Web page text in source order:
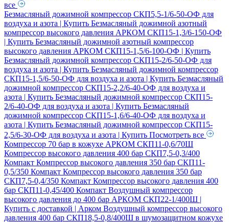
все
Безмасляный дожимной компрессор СКП5,5-1/6-50-ОФ для
воздуха и азота | Купить Безмасляный дожимной азотный
компрессор высокого давления АРКОМ СКП15-1,3/6-150-ОФ
| Купить Безмасляный дожимной азотный компрессор
высокого давления АРКОМ СКП15-1,5/6-100-ОФ | Купить
Безмасляный дожимной компрессор СКП15-2/6-50-ОФ для
воздуха и азота | Купить Безмасляный дожимной компрессор
СКП15-1,5/6-50-ОФ для воздуха и азота | Купить Безмасляный
дожимной компрессор СКП15-2,2/6-40-ОФ для воздуха и
азота | Купить Безмасляный дожимной компрессор СКП15-
2/6-40-ОФ для воздуха и азота | Купить Безмасляный
дожимной компрессор СКП15-1,6/6-40-ОФ для воздуха и
азота | Купить Безмасляный дожимной компрессор СКП15-
2,5/6-30-ОФ для воздуха и азота | Купить Посмотреть все
Компрессор 70 бар в кожухе АРКОМ СКП11-0,6/70Ш
Компрессор высокого давления 400 бар СКП7,5-0,3/400
Компакт Компрессор высокого давления 350 бар СКП11-
0,5/350 Компакт Компрессор высокого давления 350 бар
СКП7,5-0,4/350 Компакт Компрессор высокого давления 400
бар СКП11-0,45/400 Компакт Воздушный компрессор
высокого давления до 400 бар АРКОМ СКП22-1/400Ш |
Купить с доставкой | Арком Воздушный компрессор высокого
давления 400 бар СКП18,5-0,8/400Ш в шумозащитном кожухе